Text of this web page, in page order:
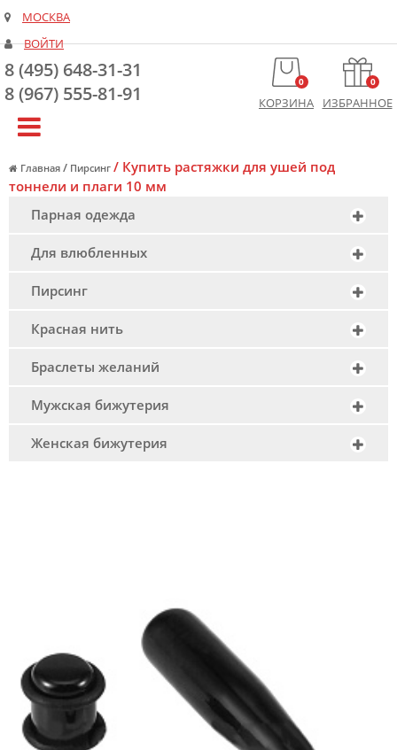
МОСКВА
ВОЙТИ
8 (495) 648-31-31
8 (967) 555-81-91
0
КОРЗИНА
0
ИЗБРАННОЕ
Главная / Пирсинг / Купить растяжки для ушей под
тоннели и плаги 10 мм
Парная одежда
Для влюбленных
Пирсинг
Красная нить
Браслеты желаний
Мужская бижутерия
Женская бижутерия